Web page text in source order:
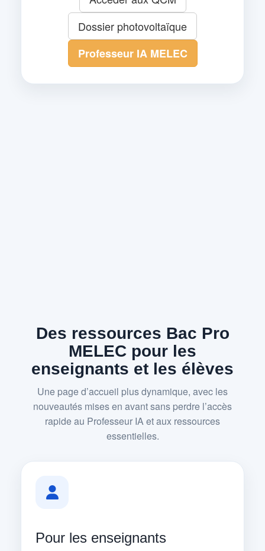
Dossier photovoltaïque
Professeur IA MELEC
Des ressources Bac Pro
MELEC pour les
enseignants et les élèves
Une page d’accueil plus dynamique, avec les
nouveautés mises en avant sans perdre l’accès
rapide au Professeur IA et aux ressources
essentielles.
Pour les enseignants